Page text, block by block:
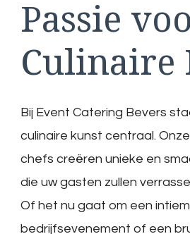
Passie
Culinaire
Bij Event Catering Bevers
culinaire kunst centraal.
chefs creëren unieke en
die uw gasten zullen
Of het nu gaat om een
bedrijfsevenement of een